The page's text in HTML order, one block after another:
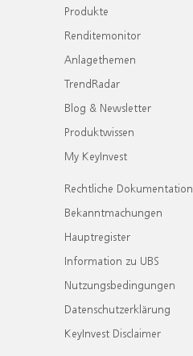
Produkte
Renditemonitor
Anlagethemen
TrendRadar
Blog & Newsletter
Produktwissen
My KeyInvest
Rechtliche Dokumentation
Bekanntmachungen
Hauptregister
Information zu UBS
Nutzungsbedingungen
Datenschutzerklärung
KeyInvest Disclaimer